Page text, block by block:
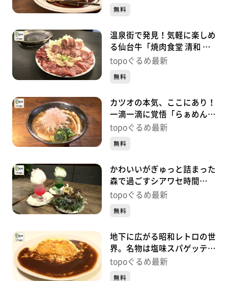
無料
温泉街で発見！気軽に楽しめ
る仙台牛「焼肉食堂 清和 鳴
子店」（大崎市鳴子温泉湯
topoぐるめ最新
無料
カツオの本気、ここにあり！
一滴一滴に覚悟「らぁめん鰹
の本気 愛子店」（青葉区栗
topoぐるめ最新
無料
かわいいがぎゅっと詰まった
森で過ごすシアワセ時間
「TOTO’S CAFÉ」（青葉区
め】
topoぐるめ最新
無料
地下に広がる昭和レトロの世
界。名物は塩味スパゲッティ
「喫茶エルベ」（青葉区一番
topoぐるめ最新
無料